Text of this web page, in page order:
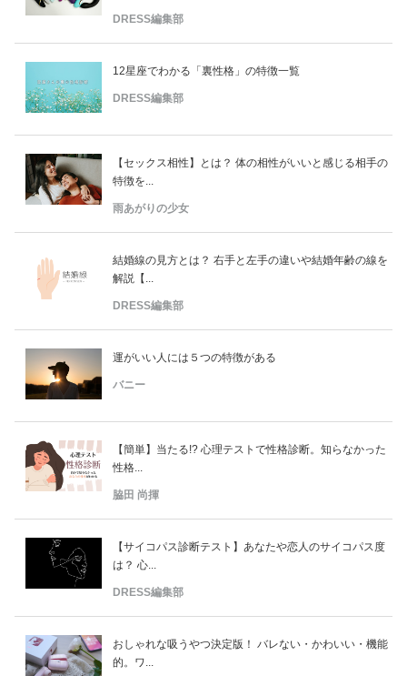
DRESS編集部
12星座でわかる「裏性格」の特徴一覧
DRESS編集部
【セックス相性】とは？ 体の相性がいいと感じる相手の
特徴を...
雨あがりの少女
結婚線の見方とは？ 右手と左手の違いや結婚年齢の線を
解説【...
DRESS編集部
運がいい人には５つの特徴がある
バニー
【簡単】当たる!? 心理テストで性格診断。知らなかった
性格...
脇田 尚揮
【サイコパス診断テスト】あなたや恋人のサイコパス度
は？ 心...
DRESS編集部
おしゃれな吸うやつ決定版！ バレない・かわいい・機能
的。ワ...